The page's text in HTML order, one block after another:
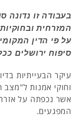
בעבודה זו נדונה
המזרחית
על פי הדין
סיפוח ירושלים
עיקר הבעייתיות
וחוקי אמנות
אשר נכפתה על
המפגעים.